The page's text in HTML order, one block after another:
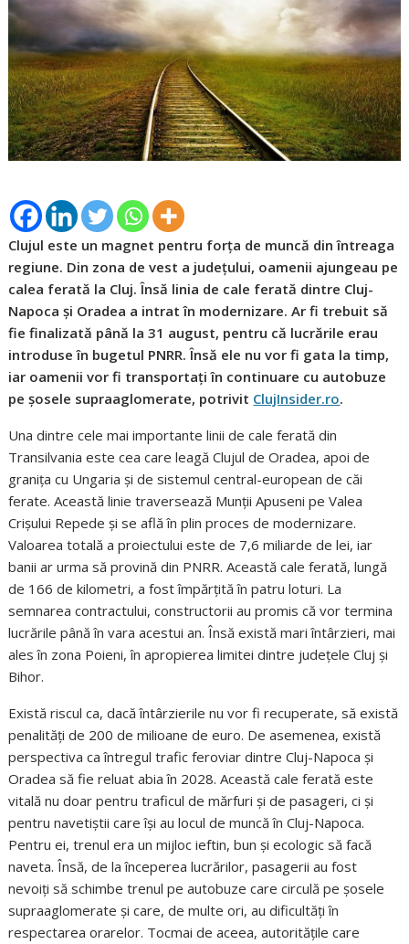
Clujul este un magnet pentru forța de muncă din întreaga
regiune. Din zona de vest a județului, oamenii ajungeau pe
calea ferată la Cluj. Însă linia de cale ferată dintre Cluj-
Napoca și Oradea a intrat în modernizare. Ar fi trebuit să
fie finalizată până la 31 august, pentru că lucrările erau
introduse în bugetul PNRR. Însă ele nu vor fi gata la timp,
iar oamenii vor fi transportați în continuare cu autobuze
pe șosele supraaglomerate, potrivit ClujInsider.ro.
Una dintre cele mai importante linii de cale ferată din
Transilvania este cea care leagă Clujul de Oradea, apoi de
granița cu Ungaria și de sistemul central-european de căi
ferate. Această linie traversează Munții Apuseni pe Valea
Crișului Repede și se află în plin proces de modernizare.
Valoarea totală a proiectului este de 7,6 miliarde de lei, iar
banii ar urma să provină din PNRR. Această cale ferată, lungă
de 166 de kilometri, a fost împărțită în patru loturi. La
semnarea contractului, constructorii au promis că vor termina
lucrările până în vara acestui an. Însă există mari întârzieri, mai
ales în zona Poieni, în apropierea limitei dintre județele Cluj și
Bihor.
Există riscul ca, dacă întârzierile nu vor fi recuperate, să există
penalități de 200 de milioane de euro. De asemenea, există
perspectiva ca întregul trafic feroviar dintre Cluj-Napoca și
Oradea să fie reluat abia în 2028. Această cale ferată este
vitală nu doar pentru traficul de mărfuri și de pasageri, ci și
pentru navetiștii care își au locul de muncă în Cluj-Napoca.
Pentru ei, trenul era un mijloc ieftin, bun și ecologic să facă
naveta. Însă, de la începerea lucrărilor, pasagerii au fost
nevoiți să schimbe trenul pe autobuze care circulă pe șosele
supraaglomerate și care, de multe ori, au dificultăți în
respectarea orarelor. Tocmai de aceea, autoritățile care